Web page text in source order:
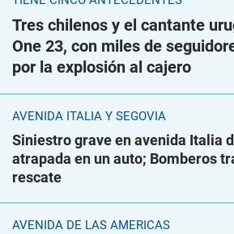
Tres chilenos y el cantante
One 23, con miles de
por la explosión al cajero
AVENIDA ITALIA Y SEGOVIA
Siniestro grave en avenida Italia
atrapada en un auto; Bomberos
rescate
AVENIDA DE LAS AMÉRICAS